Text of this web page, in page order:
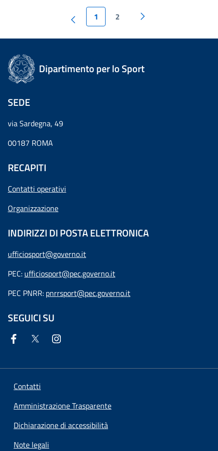
1 2
Dipartimento per lo Sport
SEDE
via Sardegna, 49
00187 ROMA
RECAPITI
Contatti operativi
Organizzazione
INDIRIZZI DI POSTA ELETTRONICA
ufficiosport@governo.it
PEC: ufficiosport@pec.governo.it
PEC PNRR: pnrrsport@pec.governo.it
SEGUICI SU
Contatti
Amministrazione Trasparente
Dichiarazione di accessibilità
Note legali